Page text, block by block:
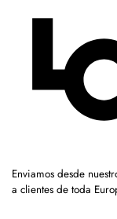
Enviamos desde
a clientes de toda